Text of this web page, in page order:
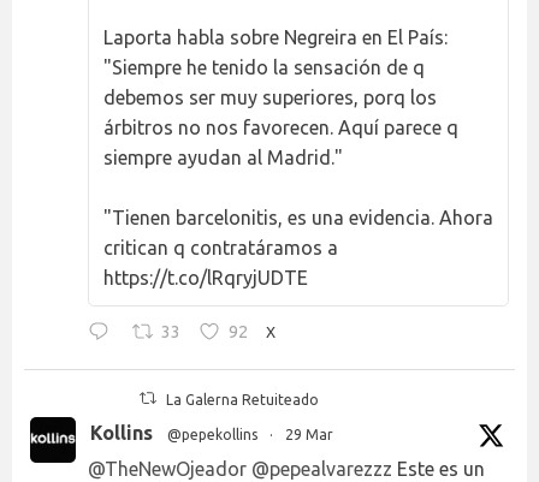
Laporta habla sobre Negreira en El País:
"Siempre he tenido la sensación de q
debemos ser muy superiores, porq los
árbitros no nos favorecen. Aquí parece q
siempre ayudan al Madrid."
"Tienen barcelonitis, es una evidencia. Ahora
critican q contratáramos a
https://t.co/lRqryjUDTE
33 92 X
La Galerna Retuiteado
Kollins @pepekollins · 29 Mar
@TheNewOjeador @pepealvarezzz Este es un